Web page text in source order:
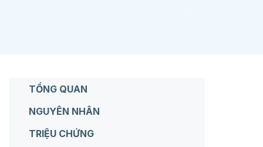
TỔNG QUAN
NGUYÊN NHÂN
TRIỆU CHỨNG